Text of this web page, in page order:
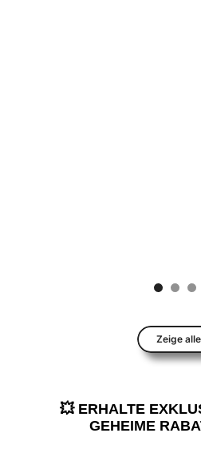
Zeige alle
💥 ERHALTE
GEHEIME